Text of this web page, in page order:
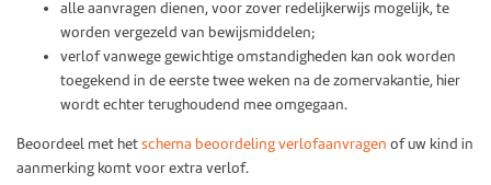
alle aanvragen dienen, voor zover redelijkerwijs mogelijk, te
worden vergezeld van bewijsmiddelen;
verlof vanwege gewichtige omstandigheden kan ook worden
toegekend in de eerste twee weken na de zomervakantie, hier
wordt echter terughoudend mee omgegaan.
Beoordeel met hetschema beoordeling verlofaanvragen of uw kind in
aanmerking komt voor extra verlof.